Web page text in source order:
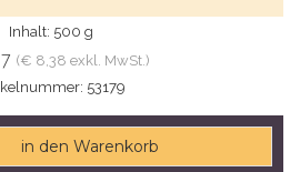
Inhalt: 500 g
(€ 8,38 exkl. MwSt.)
53179
in den Warenkorb